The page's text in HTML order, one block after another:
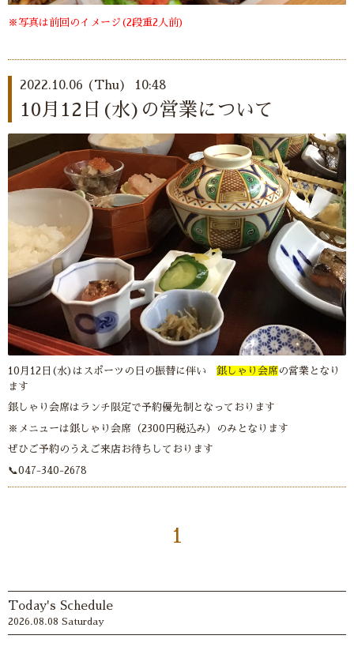
※写真は前回のイメージ(2段重2人前)
2022.10.06 (Thu) 10:48
10月12日(水)の営業について
10月12日(水)はスポーツの日の振替に伴い 銀しゃり会席の営業となり
ます
銀しゃり会席はランチ限定で予約優先制となっております
※メニューは銀しゃり会席（2300円税込み）のみとなります
ぜひご予約のうえご来店お待ちしております
📞047-340-2678
1
Today's Schedule
2026.08.08 Saturday